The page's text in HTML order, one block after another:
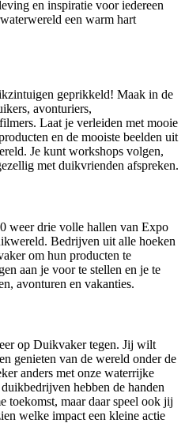
en inspiratie voor iedereen
een warm hart
geprikkeld! Maak in de
avonturiers,
Laat je verleiden met mooie
en de mooiste beelden uit
Je kunt workshops volgen,
met duikvrienden afspreken.
weer drie volle hallen van Expo
Bedrijven uit alle hoeken
om hun producten te
aan je voor te stellen en je te
avonturen en vakanties.
op Duikvaker tegen. Jij wilt
genieten van de wereld onder de
anders met onze waterrijke
hebben de handen
toekomst, maar daar speel ook jij
welke impact een kleine actie